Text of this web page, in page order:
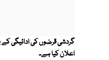
اعلان کیا ہے۔